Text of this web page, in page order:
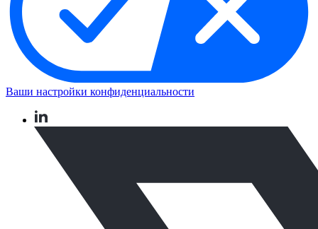
Ваши настройки конфиденциальности